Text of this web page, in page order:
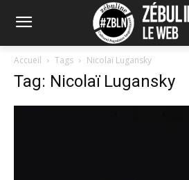
Accueil Tags Nicolaï Lugansky
Tag: Nicolaï Lugansky